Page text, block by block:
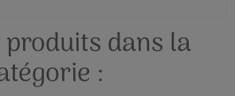
dans la
: